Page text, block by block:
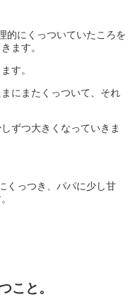
的にくっついていたころを
ます。
す。
にまたくっついて、それ
ずつ大きくなっていきま
くっつき、パパに少し甘
こと。